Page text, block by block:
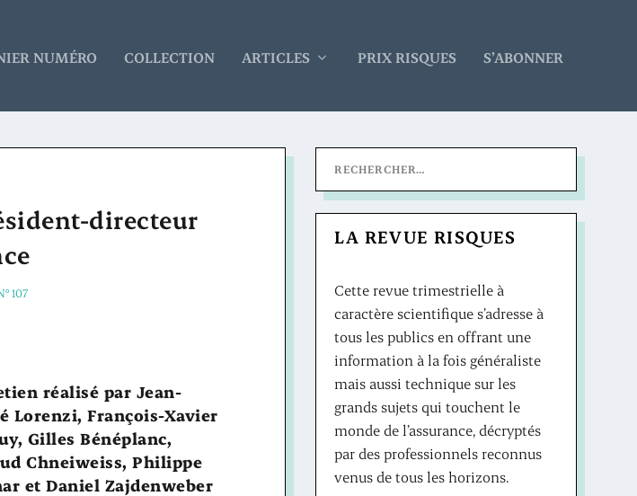
NUMÉRO COLLECTION ARTICLES PRIX RISQUES S’ABONNER
directeur
107
réalisé par Jean-
Lorenzi, François-Xavier
Gilles Bénéplanc,
Chneiweiss, Philippe
et Daniel Zajdenweber
LA REVUE RISQUES
Cette revue trimestrielle à
caractère scientifique s’adresse à
tous les publics en offrant une
information à la fois généraliste
mais aussi technique sur les
grands sujets qui touchent le
monde de l’assurance, décryptés
par des professionnels reconnus
venus de tous les horizons.